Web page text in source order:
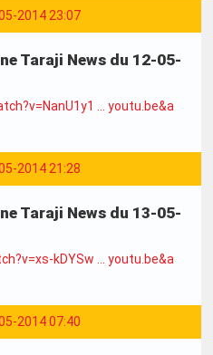
2014 23:07
Taraji News du 12-05-
… youtu.be&a
2014 21:28
Taraji News du 13-05-
kDYSw … youtu.be&a
2014 07:40